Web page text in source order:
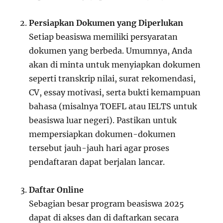
Persiapkan Dokumen yang Diperlukan
Setiap beasiswa memiliki persyaratan
dokumen yang berbeda. Umumnya, Anda
akan di minta untuk menyiapkan dokumen
seperti transkrip nilai, surat rekomendasi,
CV, essay motivasi, serta bukti kemampuan
bahasa (misalnya TOEFL atau IELTS untuk
beasiswa luar negeri). Pastikan untuk
mempersiapkan dokumen-dokumen
tersebut jauh-jauh hari agar proses
pendaftaran dapat berjalan lancar.
Daftar Online
Sebagian besar program beasiswa 2025
dapat di akses dan di daftarkan secara